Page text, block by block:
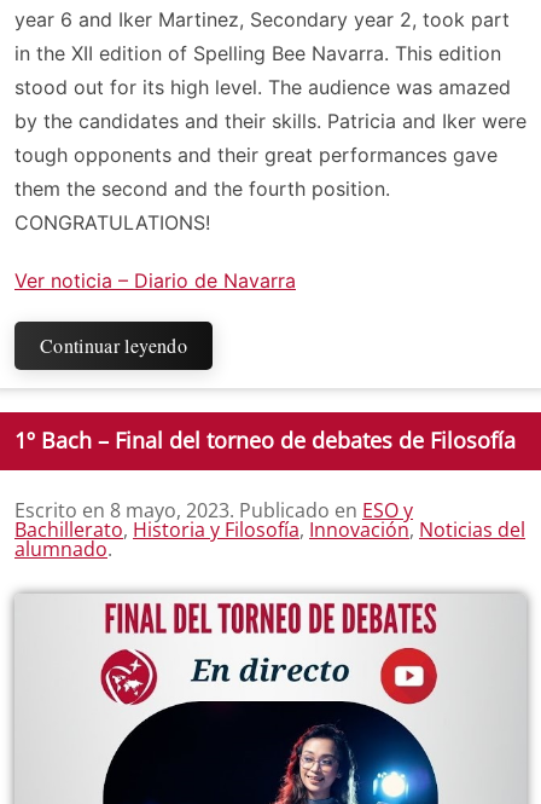
year 6 and Iker Martinez, Secondary year 2, took part
in the XII edition of Spelling Bee Navarra. This edition
stood out for its high level. The audience was amazed
by the candidates and their skills. Patricia and Iker were
tough opponents and their great performances gave
them the second and the fourth position.
CONGRATULATIONS!
Ver noticia – Diario de Navarra
Continuar leyendo
1º Bach – Final del torneo de debates de Filosofía
Escrito en 8 mayo, 2023. Publicado en ESO y
Bachillerato, Historia y Filosofía, Innovación, Noticias del
alumnado.